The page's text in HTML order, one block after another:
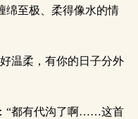
绵至极、柔得像水的情
温柔，有你的日子分外
“都有代沟了啊……这首